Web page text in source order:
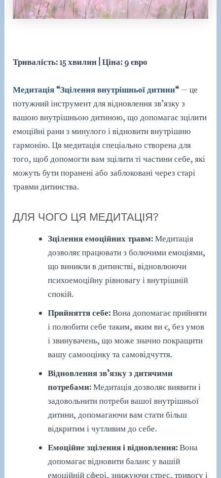
Тривалість: 15 хвилин | Ціна: 9 євро
Медитація “Зцілення внутрішньої дитини“— це
потужний інструмент для відновлення зв’язку з
вашою внутрішньою дитиною, що допомагає зцілити
емоційні рани з минулого і відновити внутрішню
гармонію. Ця медитація спеціально створена для
того, щоб допомогти вам зцілити ті частини себе, які
можуть бути поранені або заблоковані через старі
травми дитинства.
ДЛЯ ЧОГО ЦЯ МЕДИТАЦІЯ?
Зцілення емоційних травм:Медитація
дозволяє працювати з болючими емоціями,
що виникли в дитинстві, відновлюючи
психоемоційну рівновагу і внутрішній
спокій.
Прийняття себе:Вона допомагає прийняти
і полюбити себе таким, яким ви є, без умов
і звинувачень, що може значно покращити
вашу самооцінку та самовідчуття.
Відновлення зв’язку з дитячими
потребами:Медитація дозволяє виявити і
задовольнити потреби вашої внутрішньої
дитини, допомагаючи вам стати більш
відкритим і чутливим до себе.
Емоційне зцілення і відновлення:Вона
допомагає відновити баланс у вашій
емоційній сфері, знижуючи стрес, тривогу і